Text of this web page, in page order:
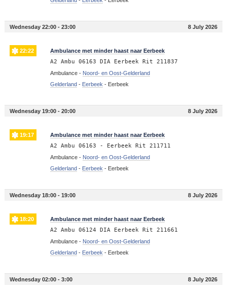
Wednesday 22:00 - 23:00 8 July 2026
22:22 Ambulance met minder haast naar Eerbeek
A2 Ambu 06163 DIA Eerbeek Rit 211837
Ambulance - Noord- en Oost-Gelderland
Gelderland- Eerbeek - Eerbeek
Wednesday 19:00 - 20:00 8 July 2026
19:17 Ambulance met minder haast naar Eerbeek
A2 Ambu 06163 - Eerbeek Rit 211711
Ambulance - Noord- en Oost-Gelderland
Gelderland- Eerbeek - Eerbeek
Wednesday 18:00 - 19:00 8 July 2026
18:20 Ambulance met minder haast naar Eerbeek
A2 Ambu 06124 DIA Eerbeek Rit 211661
Ambulance - Noord- en Oost-Gelderland
Gelderland- Eerbeek - Eerbeek
Wednesday 02:00 - 3:00 8 July 2026